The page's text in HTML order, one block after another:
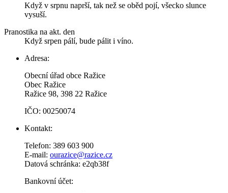
Když v srpnu naprší, tak než se oběd pojí, všecko slunce
vysuší.
Pranostika na akt. den
Když srpen pálí, bude pálit i víno.
Adresa:
Obecní úřad obce Ražice
Obec Ražice
Ražice 98, 398 22 Ražice
IČO: 00250074
Kontakt:
Telefon: 389 603 900
E-mail: ourazice@razice.cz
Datová schránka: e2qb38f
Bankovní účet: